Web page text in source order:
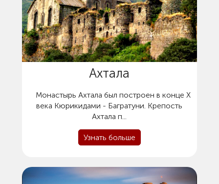
Ахтала
Монастырь Ахтала был построен в конце X
века Кюрикидами - Багратуни. Крепость
Ахтала п...
Узнать больше